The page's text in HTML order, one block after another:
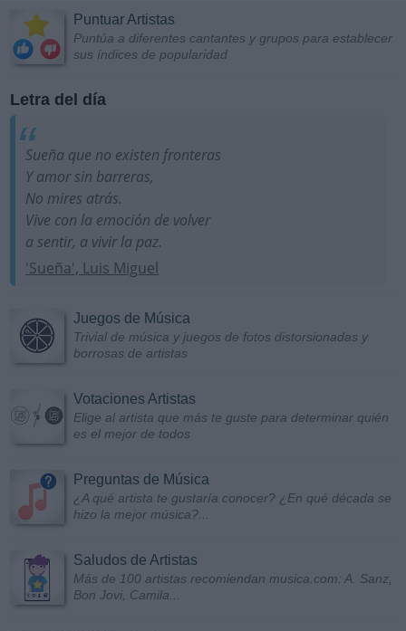
Puntuar Artistas
Puntúa a diferentes cantantes y grupos para establecer
sus índices de popularidad
Letra del día
Sueña que no existen fronteras
Y amor sin barreras,
No mires atrás.
Vive con la emoción de volver
a sentir, a vivir la paz.
'Sueña', Luis Miguel
Juegos de Música
Trivial de música y juegos de fotos distorsionadas y
borrosas de artistas
Votaciones Artistas
Elige al artista que más te guste para determinar quién
es el mejor de todos
Preguntas de Música
¿A qué artista te gustaría conocer? ¿En qué década se
hizo la mejor música?...
Saludos de Artistas
Más de 100 artistas recomiendan musica.com: A. Sanz,
Bon Jovi, Camila...